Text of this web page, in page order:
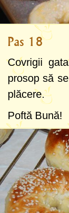
Pas 18
Covrigii
prosop să
plăcere.
Poftă Bună!